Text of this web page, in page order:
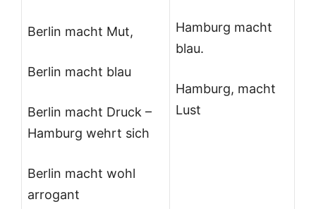
Berlin macht Mut,
Berlin macht blau
Berlin macht Druck –
Hamburg wehrt sich
Berlin macht wohl
arrogant
Hamburg macht
blau.
Hamburg, macht
Lust